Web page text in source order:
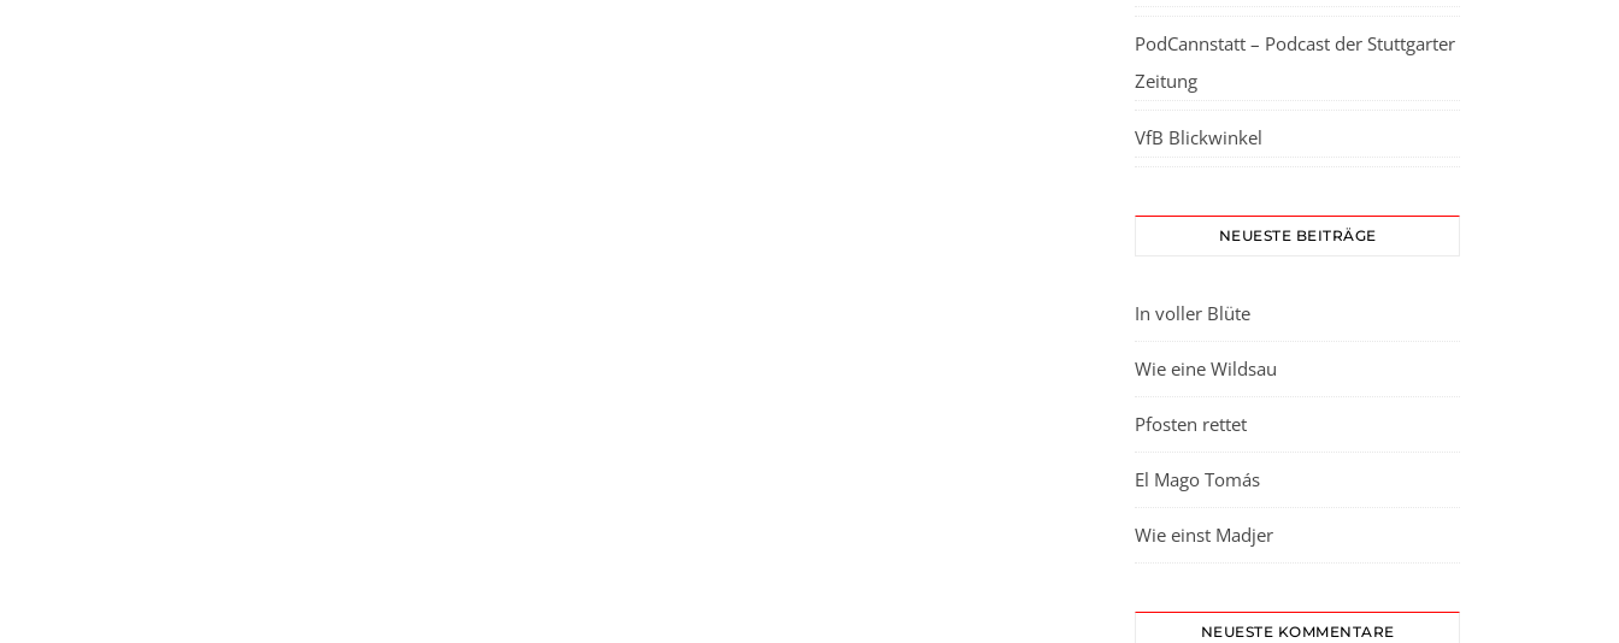
PodCannstatt – Podcast der Stuttgarter
Zeitung
VfB Blickwinkel
NEUESTE BEITRÄGE
In voller Blüte
Wie eine Wildsau
Pfosten rettet
El Mago Tomás
Wie einst Madjer
NEUESTE KOMMENTARE